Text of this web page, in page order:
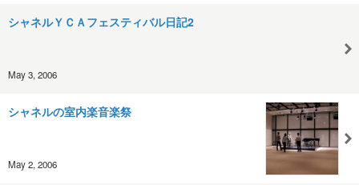
シャネルＹＣＡフェスティバル日記2
May 3, 2006
シャネルの室内楽音楽祭
May 2, 2006